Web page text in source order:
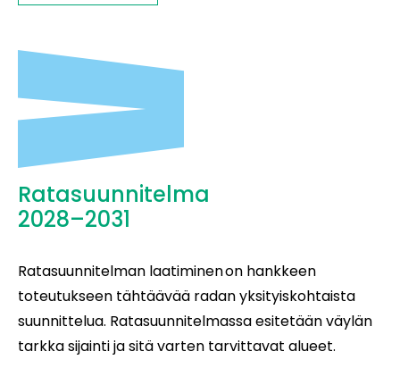
Ratasuunnitelma
2028–2031
Ratasuunnitelman laatiminen on hankkeen
toteutukseen tähtäävää radan yksityiskohtaista
suunnittelua. Ratasuunnitelmassa esitetään väylän
tarkka sijainti ja sitä varten tarvittavat alueet.